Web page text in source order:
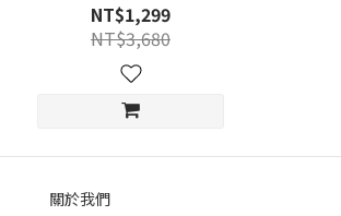
NT$1,299
NT$3,680
關於我們